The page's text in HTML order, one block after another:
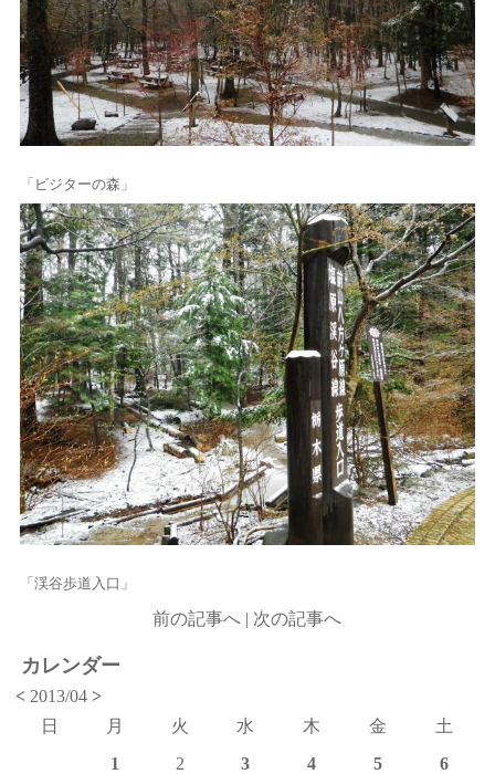
「ビジターの森」
「渓谷歩道入口」
前の記事へ | 次の記事へ
カレンダー
< 2013/04>
日
月 火 水 木 金
土
1
2 3 4 5
6